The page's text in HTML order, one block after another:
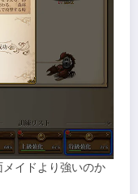
イドより強いのか